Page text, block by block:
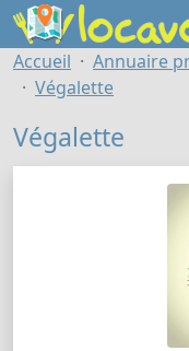
Accueil
Annuaire
Végalette
Végalette